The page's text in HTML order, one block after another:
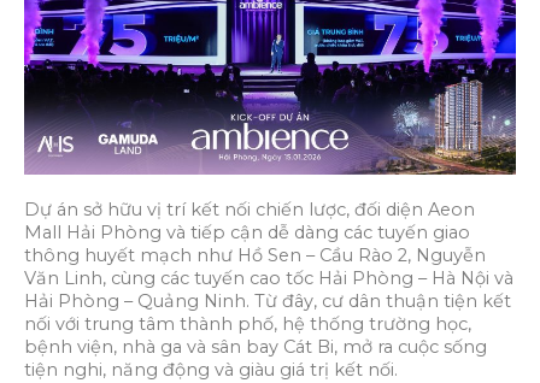
Dự án sở hữu vị trí kết nối chiến lược, đối diện Aeon
Mall Hải Phòng và tiếp cận dễ dàng các tuyến giao
thông huyết mạch như Hồ Sen – Cầu Rào 2, Nguyễn
Văn Linh, cùng các tuyến cao tốc Hải Phòng – Hà Nội và
Hải Phòng – Quảng Ninh. Từ đây, cư dân thuận tiện kết
nối với trung tâm thành phố, hệ thống trường học,
bệnh viện, nhà ga và sân bay Cát Bi, mở ra cuộc sống
tiện nghi, năng động và giàu giá trị kết nối.